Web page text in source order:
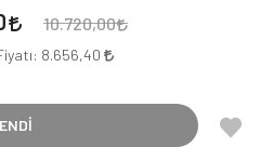
10.720,00
8.656,40